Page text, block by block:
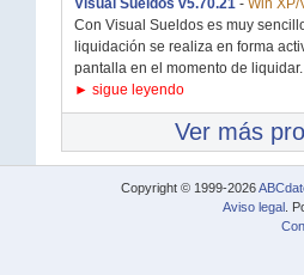
Visual Sueldos v5.70.21 - Win XP/
Con Visual Sueldos es muy
liquidación se realiza en forma
pantalla en el momento de
► sigue leyendo
Ver más
Copyright © 1999-2026
Aviso legal .